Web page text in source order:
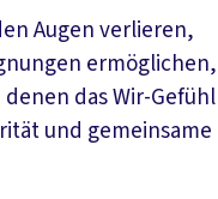
Augen verlieren,
ermöglichen,
das Wir-Gefühl
und gemeinsame